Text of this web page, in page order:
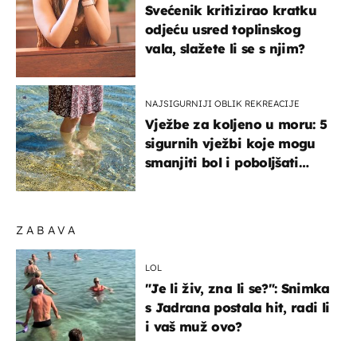
ZABAVA
LOL
"Je li živ, zna li se?": Snimka
s Jadrana postala hit, radi li
i vaš muž ovo?
Svećenik kritizirao kratku
odjeću usred toplinskog
vala, slažete li se s njim?
NAJSIGURNIJI OBLIK REKREACIJE
Vježbe za koljeno u moru: 5
sigurnih vježbi koje mogu
smanjiti bol i poboljšati